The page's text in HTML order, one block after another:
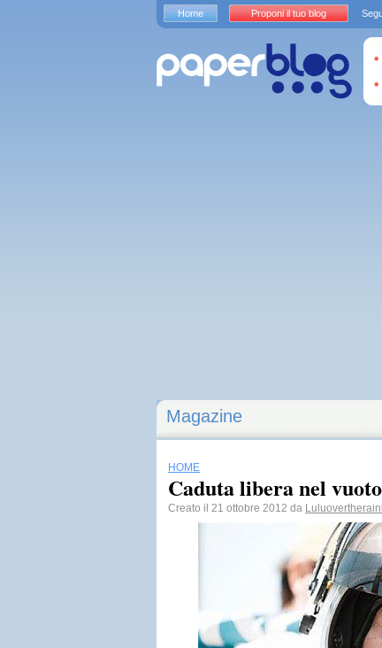
Magazine
HOME
Caduta libera nel vuoto
Creato il 21 ottobre 2012 da
Home Proponi il tuo blog